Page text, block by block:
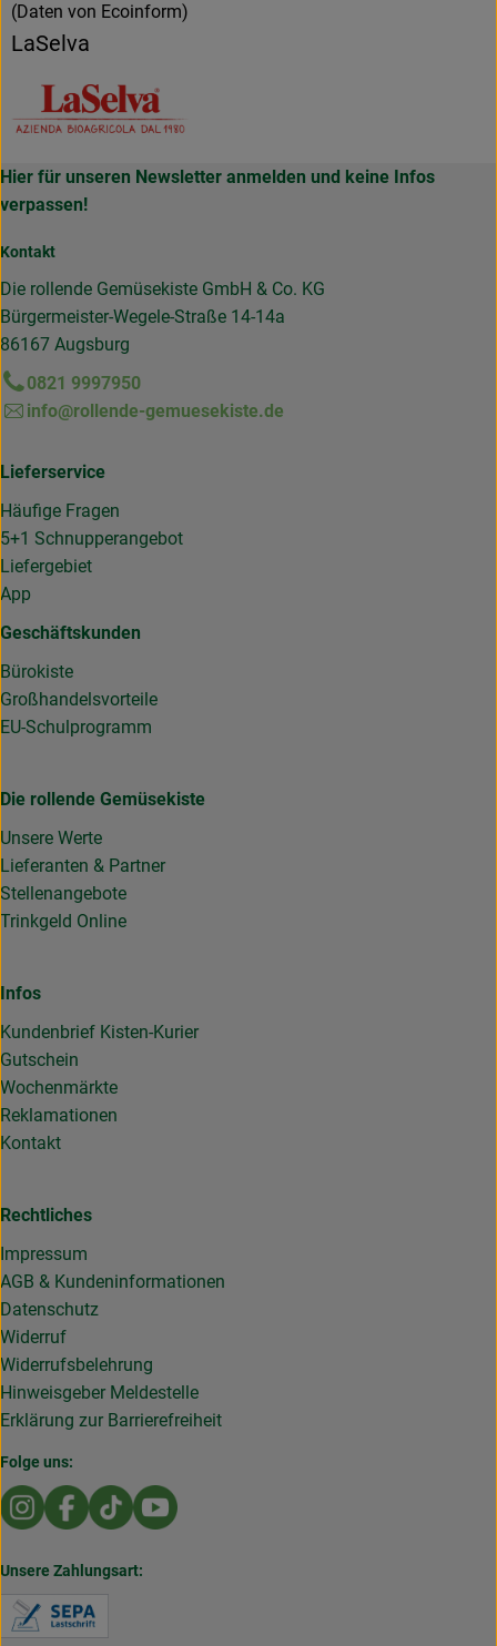
(Daten von Ecoinform)
LaSelva
Hier für unseren Newsletter anmelden und keine Infos
verpassen!
Kontakt
Die rollende Gemüsekiste GmbH & Co. KG
Bürgermeister-Wegele-Straße 14-14a
86167 Augsburg
0821 9997950
info@rollende-gemuesekiste.de
Lieferservice
Häufige Fragen
5+1 Schnupperangebot
Liefergebiet
App
Geschäftskunden
Bürokiste
Großhandelsvorteile
EU-Schulprogramm
Die rollende Gemüsekiste
Unsere Werte
Lieferanten & Partner
Stellenangebote
Trinkgeld Online
Infos
Kundenbrief Kisten-Kurier
Gutschein
Wochenmärkte
Reklamationen
Kontakt
Rechtliches
Impressum
AGB & Kundeninformationen
Datenschutz
Widerruf
Widerrufsbelehrung
Hinweisgeber Meldestelle
Erklärung zur Barrierefreiheit
Folge uns:
Externer Link zu https://www.instagram.com/
Externer Link zu https://www.facebook.com/
Externer Link zu https://www.tiktok.com/
Externer Link zu https://
Unsere Zahlungsart: